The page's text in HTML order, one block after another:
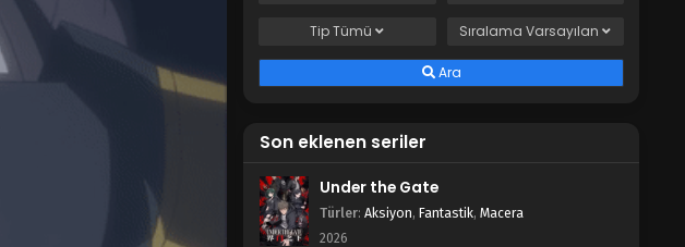
TipTümü SıralamaVarsayılan
Ara
Son eklenen seriler
Under the Gate
Türler: Aksiyon, Fantastik, Macera
2026